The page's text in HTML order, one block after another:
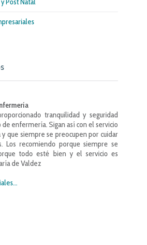
tranquilidad y seguridad
de enfermería. Sigan así con el servicio
que siempre se preocupen por cuidar
Los recomiendo porque siempre se
todo esté bien y el servicio es
de Valdez